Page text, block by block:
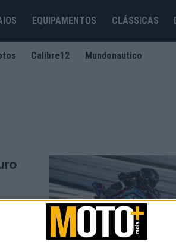
EQUIPAMENTOS CLÁSSICAS
Calibre12 Mundonautico
o